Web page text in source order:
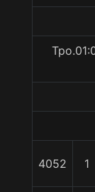
4052 1